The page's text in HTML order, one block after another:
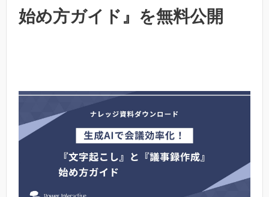
始め方ガイド』を無料公開